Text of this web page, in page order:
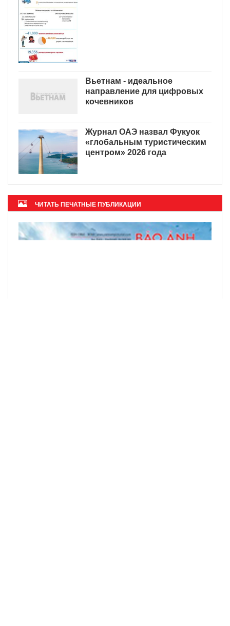
Вьетнам - идеальное
направление для цифровых
кочевников
Журнал ОАЭ назвал Фукуок
«глобальным туристическим
центром» 2026 года
ЧИТАТЬ ПЕЧАТНЫЕ ПУБЛИКАЦИИ